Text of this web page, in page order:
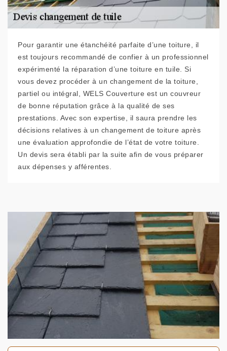
Pour garantir une étanchéité parfaite d’une toiture, il
est toujours recommandé de confier à un professionnel
expérimenté la réparation d’une toiture en tuile. Si
vous devez procéder à un changement de la toiture,
partiel ou intégral, WELS Couverture est un couvreur
de bonne réputation grâce à la qualité de ses
prestations. Avec son expertise, il saura prendre les
décisions relatives à un changement de toiture après
une évaluation approfondie de l’état de votre toiture.
Un devis sera établi par la suite afin de vous préparer
aux dépenses y afférentes.